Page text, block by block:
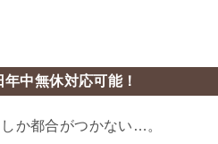
年中無休対応可能！
か都合がつかない…。